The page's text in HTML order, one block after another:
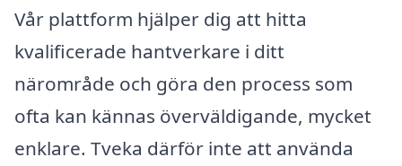
Vår plattform hjälper dig att hitta
kvalificerade hantverkare i ditt
närområde och göra den process som
ofta kan kännas överväldigande, mycket
enklare. Tveka därför inte att använda